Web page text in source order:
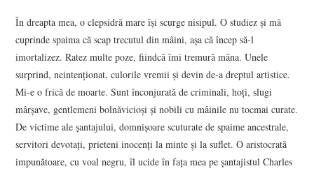
În dreapta mea, o clepsidră mare îşi scurge nisipul. O studiez şi mă
cuprinde spaima că scap trecutul din mâini, aşa că încep să-l
imortalizez. Ratez multe poze, fiindcă îmi tremură mâna. Unele
surprind, neintenţionat, culorile vremii şi devin de-a dreptul artistice.
Mi-e o frică de moarte. Sunt înconjurată de criminali, hoţi, slugi
mârşave, gentlemeni bolnăvicioşi şi nobili cu mâinile nu tocmai curate.
De victime ale şantajului, domnişoare scuturate de spaime ancestrale,
servitori devotaţi, prieteni inocenţi la minte şi la suflet. O aristocrată
impunătoare, cu voal negru, îl ucide în faţa mea pe şantajistul Charles